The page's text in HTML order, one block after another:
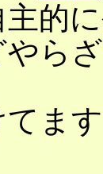
主的
やら
てま